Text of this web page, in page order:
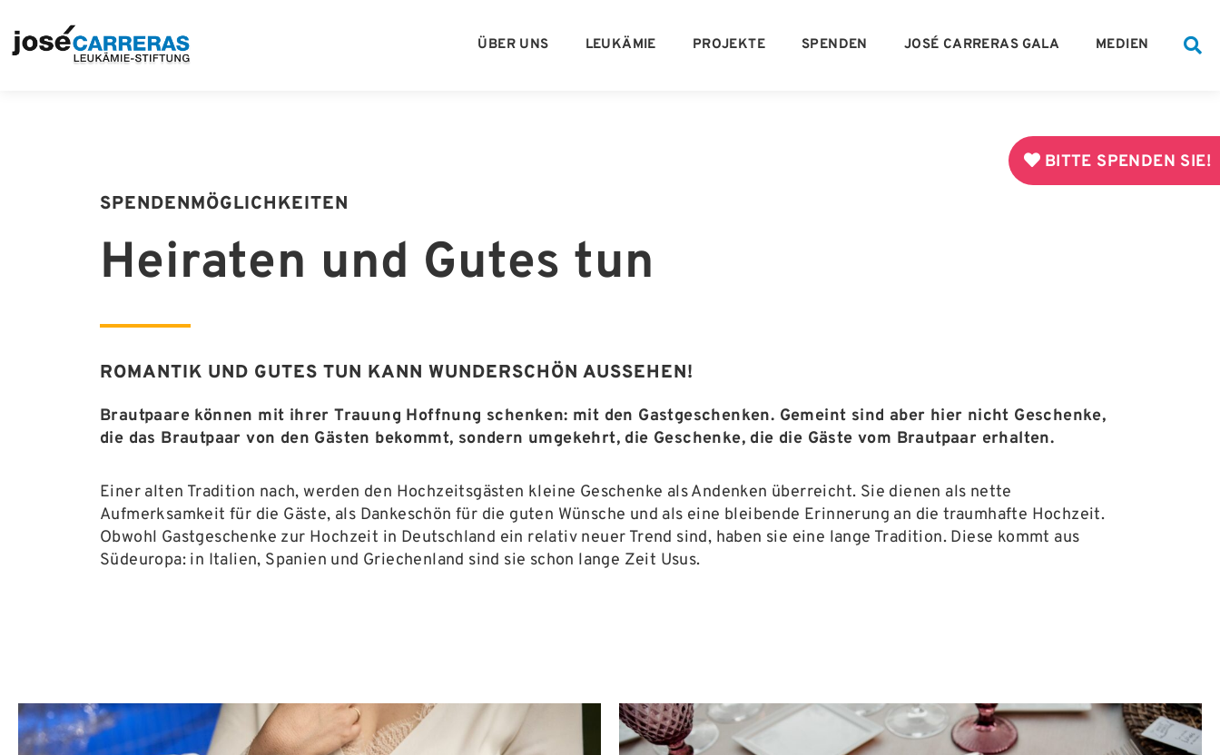
BITTE SPENDEN SIE!
ÜBER UNS LEUKÄMIE PROJEKTE SPENDEN JOSÉ CARRERAS GALA MEDIEN
SPENDENMÖGLICHKEITEN​
Heiraten und Gutes tun
ROMANTIK UND GUTES TUN KANN WUNDERSCHÖN AUSSEHEN!
Brautpaare können mit ihrer Trauung Hoffnung schenken: mit den Gastgeschenken. Gemeint sind aber hier nicht Geschenke,
die das Brautpaar von den Gästen bekommt, sondern umgekehrt, die Geschenke, die die Gäste vom Brautpaar erhalten.
Einer alten Tradition nach, werden den Hochzeitsgästen kleine Geschenke als Andenken überreicht. Sie dienen als nette
Aufmerksamkeit für die Gäste, als Dankeschön für die guten Wünsche und als eine bleibende Erinnerung an die traumhafte Hochzeit.
Obwohl Gastgeschenke zur Hochzeit in Deutschland ein relativ neuer Trend sind, haben sie eine lange Tradition. Diese kommt aus
Südeuropa: in Italien, Spanien und Griechenland sind sie schon lange Zeit Usus.